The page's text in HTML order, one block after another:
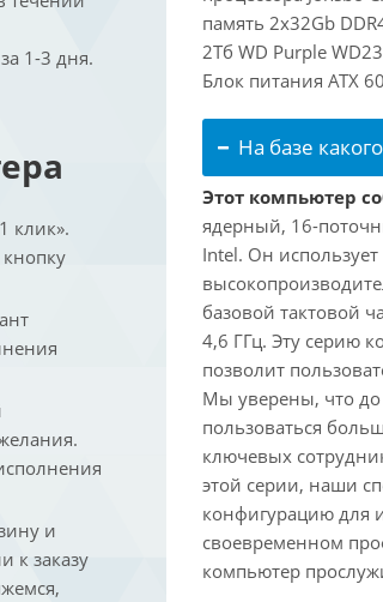
1-3 дня.
клик».
и
к заказу
память 2x32Gb
2Тб WD Purple
Блок питания ATX
На базе
Этот компьютер
ядерный, 16-
Intel. Он
базовой тактовой
4,6 ГГц. Эту серию
позволит
Мы уверены, что до
пользоваться
ключевых
этой серии, наши
конфигурацию для
своевременном
компьютер